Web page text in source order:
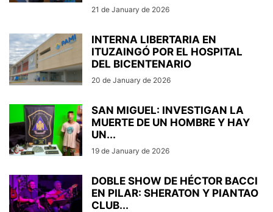
21 de January de 2026
INTERNA LIBERTARIA EN
ITUZAINGÓ POR EL HOSPITAL
DEL BICENTENARIO
20 de January de 2026
SAN MIGUEL: INVESTIGAN LA
MUERTE DE UN HOMBRE Y HAY
UN...
19 de January de 2026
DOBLE SHOW DE HÉCTOR BACCI
EN PILAR: SHERATON Y PIANTAO
CLUB...